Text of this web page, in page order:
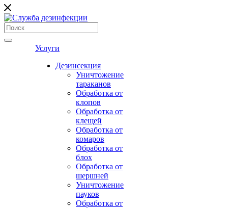
Услуги
Дезинсекция
Уничтожение
тараканов
Обработка от
клопов
Обработка от
клещей
Обработка от
комаров
Обработка от
блох
Обработка от
шершней
Уничтожение
пауков
Обработка от